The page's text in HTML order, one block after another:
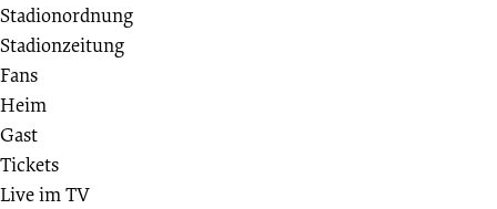
Stadionordnung
Stadionzeitung
Fans
Heim
Gast
Tickets
Live im TV